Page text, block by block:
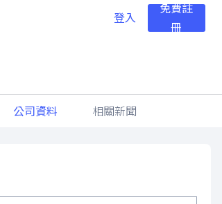
登入
免費註
冊
公司資料 相關新聞